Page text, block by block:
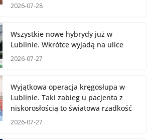
2026-07-28
Wszystkie nowe hybrydy już w
Lublinie. Wkrótce wyjadą na ulice
2026-07-27
Wyjątkowa operacja kręgosłupa w
Lublinie. Taki zabieg u pacjenta z
niskorosłością to światowa rzadkość
2026-07-27